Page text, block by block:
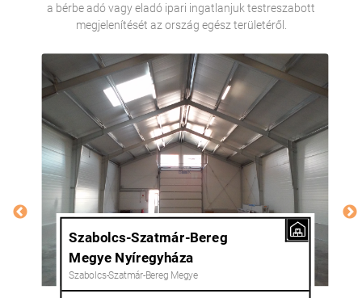
a bérbe adó vagy eladó ipari ingatlanjuk testreszabott
megjelenítését az ország egész területéről.
Pest Megye Nagytarcsa
Pest Megye
790 000 000 Ft